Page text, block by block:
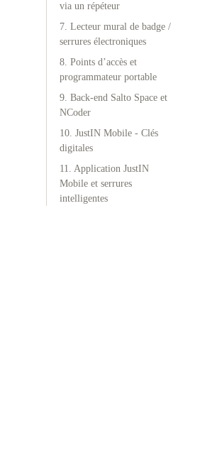
via un répéteur
7. Lecteur mural de badge /
serrures électroniques
8. Points d’accès et
programmateur portable
9. Back-end Salto Space et
NCoder
10. JustIN Mobile - Clés
digitales
11. Application JustIN
Mobile et serrures
intelligentes